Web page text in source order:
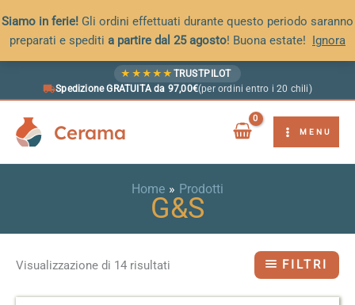
Siamo in ferie! Gli ordini effettuati durante questo periodo saranno
preparati e spediti a partire dal 25 agosto! Buona estate! Ignora
★ ★ ★ ★ ★ TRUSTPILOT
Spedizione GRATUITA da 97,00€(per ordini entro i 20 chili)
Cerama MENU
Home Prodotti
G&S
Visualizzazione di 14 risultati FILTRI